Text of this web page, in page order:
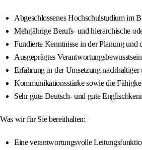
Abgeschlossenes Hochschulstudium im
Mehrjährige Berufs- und hierarchische
Fundierte Kenntnisse in der Planung und
Ausgeprägtes
Erfahrung in der Umsetzung
Kommunikationsstärke sowie die
Sehr gute Deutsch- und gute
Was wir für Sie bereithalten:
Eine verantwortungsvolle